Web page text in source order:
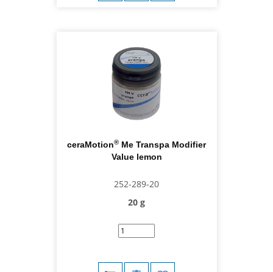
ceraMotion® Me Transpa Modifier
Value lemon
252-289-20
20 g